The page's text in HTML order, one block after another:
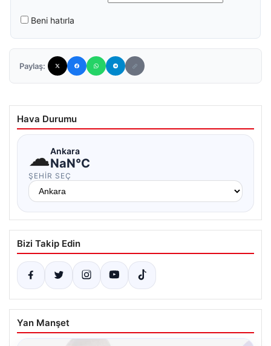
Beni hatırla
Paylaş:
Hava Durumu
☁Ankara
NaN°C
ŞEHIR SEÇ
Bizi Takip Edin
Yan Manşet